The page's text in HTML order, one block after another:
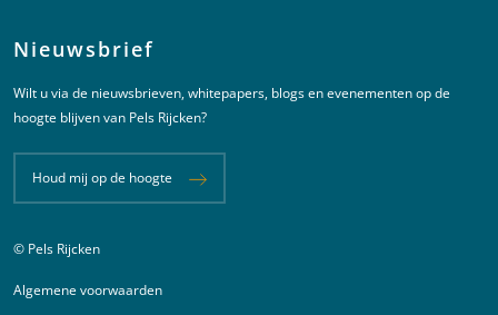
Nieuwsbrief
Wilt u via de nieuwsbrieven, whitepapers, blogs en evenementen op de
hoogte blijven van Pels Rijcken?
Houd mij op de hoogte
Juridische informatie
© Pels Rijcken
Algemene voorwaarden